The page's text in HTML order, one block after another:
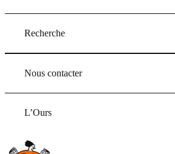
Recherche
Nous contacter
L’Ours